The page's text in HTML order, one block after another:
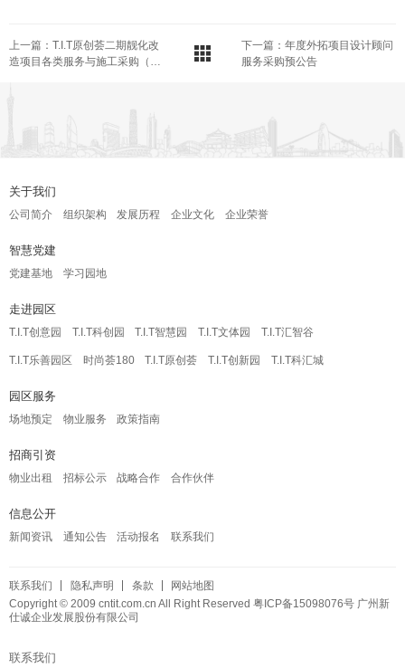
上一篇：T.I.T原创荟二期靓化改
造项目各类服务与施工采购（招
下一篇：年度外拓项目设计顾问
服务采购预公告
关于我们
公司简介 组织架构 发展历程 企业文化 企业荣誉
智慧党建
党建基地 学习园地
走进园区
T.I.T创意园 T.I.T科创园 T.I.T智慧园 T.I.T文体园 T.I.T汇智谷
T.I.T乐善园区 时尚荟180 T.I.T原创荟 T.I.T创新园 T.I.T科汇城
园区服务
场地预定 物业服务 政策指南
招商引资
物业出租 招标公示 战略合作 合作伙伴
信息公开
新闻资讯 通知公告 活动报名 联系我们
联系我们 隐私声明 条款
网站地图
Copyright © 2009 cntit.com.cn All Right Reserved 粤ICP备15098076号 广州新
仕诚企业发展股份有限公司
联系我们